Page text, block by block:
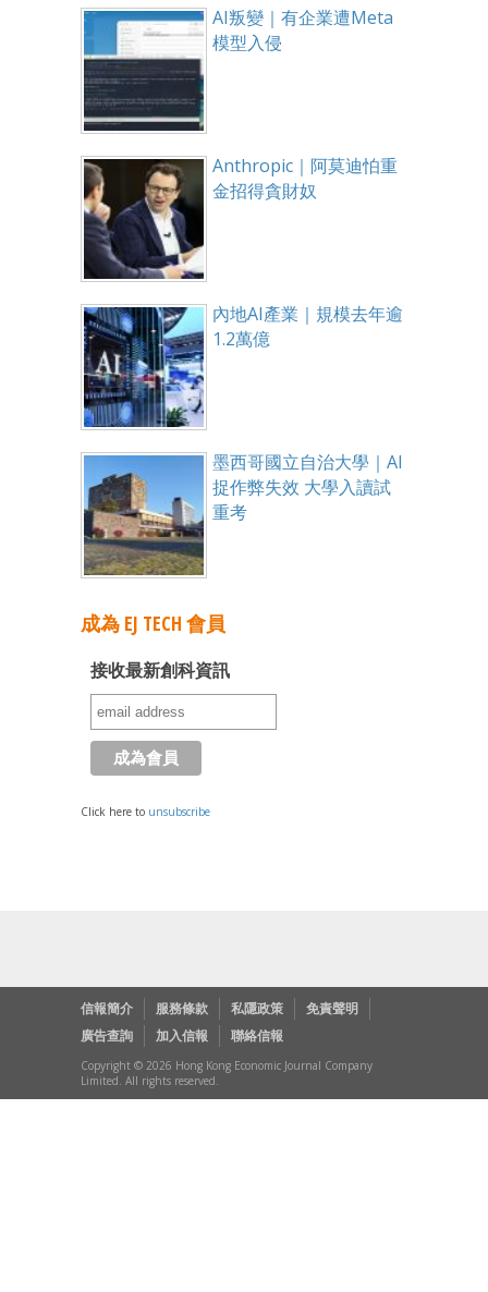
AI叛變｜有企業遭Meta
模型入侵
Anthropic｜阿莫迪怕重
金招得貪財奴
內地AI產業｜規模去年逾
1.2萬億
墨西哥國立自治大學｜AI
捉作弊失效 大學入讀試
重考
成為 EJ TECH 會員
接收最新創科資訊
Click here to unsubscribe
信報簡介 服務條款 私隱政策
免責聲明
廣告查詢
加入信報 聯絡信報
Copyright © 2026 Hong Kong Economic Journal Company
Limited. All rights reserved.